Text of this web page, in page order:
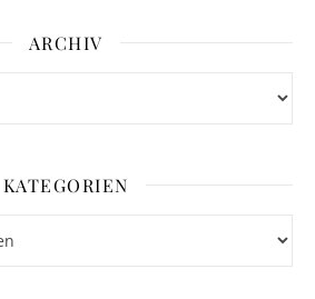
ARCHIV
KATEGORIEN